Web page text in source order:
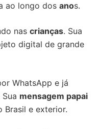
ao longo dos anos.
nas crianças. Sua
digital de grande
WhatsApp e já
Sua mensagem papai
Brasil e exterior.